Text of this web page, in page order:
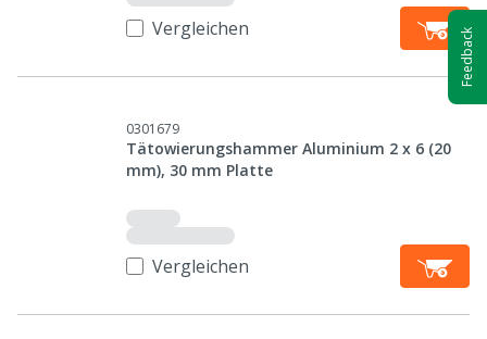
Vergleichen
0301679
Tätowierungshammer Aluminium 2 x 6 (20
mm), 30 mm Platte
Vergleichen
Feedback